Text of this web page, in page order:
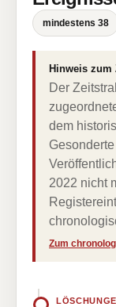
mindestens 38
Hinweis zum
Der
dem
2022 nicht
Zum